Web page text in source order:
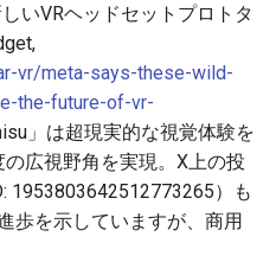
2026-04-23
2026-04-22
2026-04-21
2026-04-20
2025-10-08
2025-10-07
2025-10-06
2025-10-05
2026-04-20
2026-04-19
2026-04-18
2026-04-17
2025-10-08
2025-10-07
2025-10-06
2025-10-05
2026-04-19
2026-04-18
2026-04-17
2026-04-16
2025-10-08
2025-10-07
2025-10-06
2025-10-05
いVRヘッドセットプロトタ
vr/meta-says-these-wild-
the-future-of-vr-
」は超現実的な視覚体験を
広視野角を実現。X上の投
1953803642512773265）も
歩を示していますが、商用